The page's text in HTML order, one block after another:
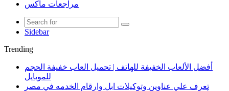
مراجعات ماكس
Sidebar
Trending
أفضل الألعاب الخفيفة للهاتف | تحميل العاب خفيفة الحجم
للموبايل
تعرف علي عناوين وتوكيلات ابل وارقام الخدمه في مصر